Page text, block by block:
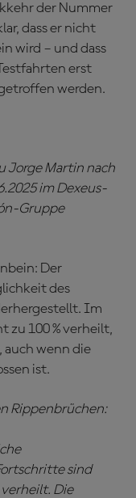
der Nummer
dass er nicht
wird – und dass
erst
werden.
Jorge Martin nach
im Dexeus-
Gruppe
Der
des
Im
zu 100 % verheilt,
auch wenn die
ist.
Rippenbrüchen:
sind
Die